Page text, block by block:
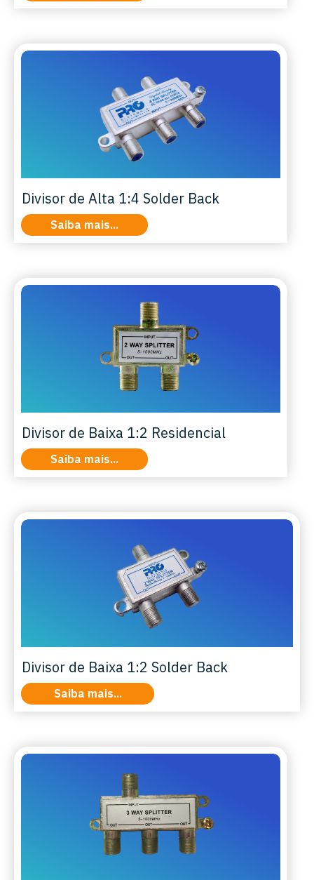
Divisor de Alta 1:4 Solder Back
Saiba mais...
Divisor de Baixa 1:2 Residencial
Saiba mais...
Divisor de Baixa 1:2 Solder Back
Saiba mais...